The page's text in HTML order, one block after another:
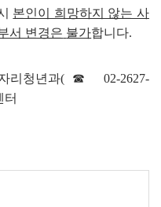
본인이 희망하지 않는 사
서 변경은 불가합니다.
리청년과(☎ 02-2627-
터